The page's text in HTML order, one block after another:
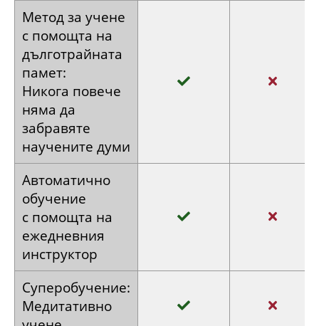
Метод за
спомощта на
дълготрайната
памет:
Никога повече
няма да
забравяте
научените думи
Автоматично
обучение
с помощта на
ежедневния
инструктор